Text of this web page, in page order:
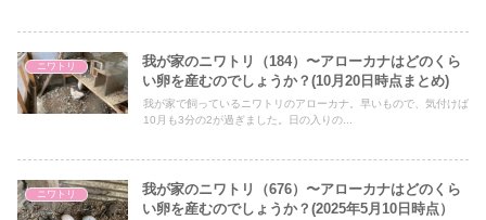
ニワトリ
我が家のニワトリ（184）〜アローカナはどのくら
い卵を産むのでしょうか？(10月20日時点まとめ)
我が家で飼っているニワトリのアローカナ。早いもので、気付けば
10月も3分の2が過ぎました。日の入りの...
ニワトリ
我が家のニワトリ（676）〜アローカナはどのくら
い卵を産むのでしょうか？(2025年5月10日時点）